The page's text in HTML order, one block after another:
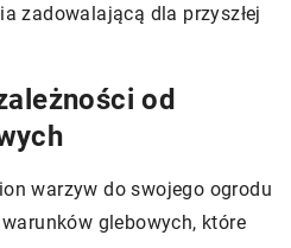
zadowalającą dla przyszłej
od
warzyw do swojego ogrodu
glebowych, które